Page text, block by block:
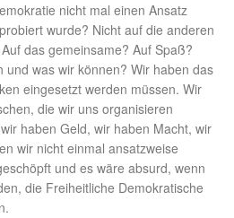
nicht mal einen Ansatz
wurde? Nicht auf die anderen
das gemeinsame? Auf Spaß?
und was wir können? Wir haben das
eingesetzt werden müssen. Wir
die wir uns organisieren
haben Geld, wir haben Macht, wir
wir nicht einmal ansatzweise
und es wäre absurd, wenn
die Freiheitliche Demokratische